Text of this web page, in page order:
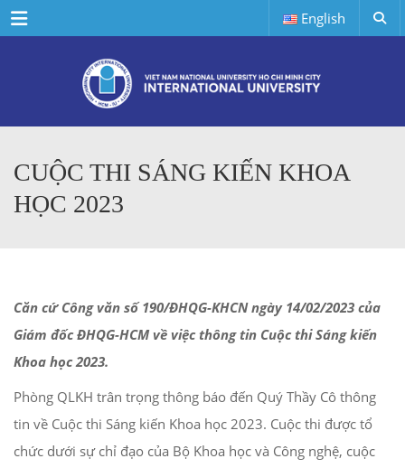
Menu English
CUỘC THI SÁNG KIẾN KHOA
HỌC 2023
Căn cứ Công văn số 190/ĐHQG-KHCN ngày 14/02/2023 của
Giám đốc ĐHQG-HCM về việc thông tin Cuộc thi Sáng kiến
Khoa học 2023.
Phòng QLKH trân trọng thông báo đến Quý Thầy Cô thông
tin về Cuộc thi Sáng kiến Khoa học 2023. Cuộc thi được tổ
chức dưới sự chỉ đạo của Bộ Khoa học và Công nghệ, cuộc